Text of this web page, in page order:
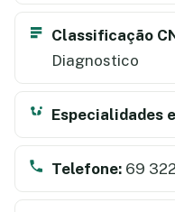
Classificação
Diagnostico
Especialidades
Telefone: 69